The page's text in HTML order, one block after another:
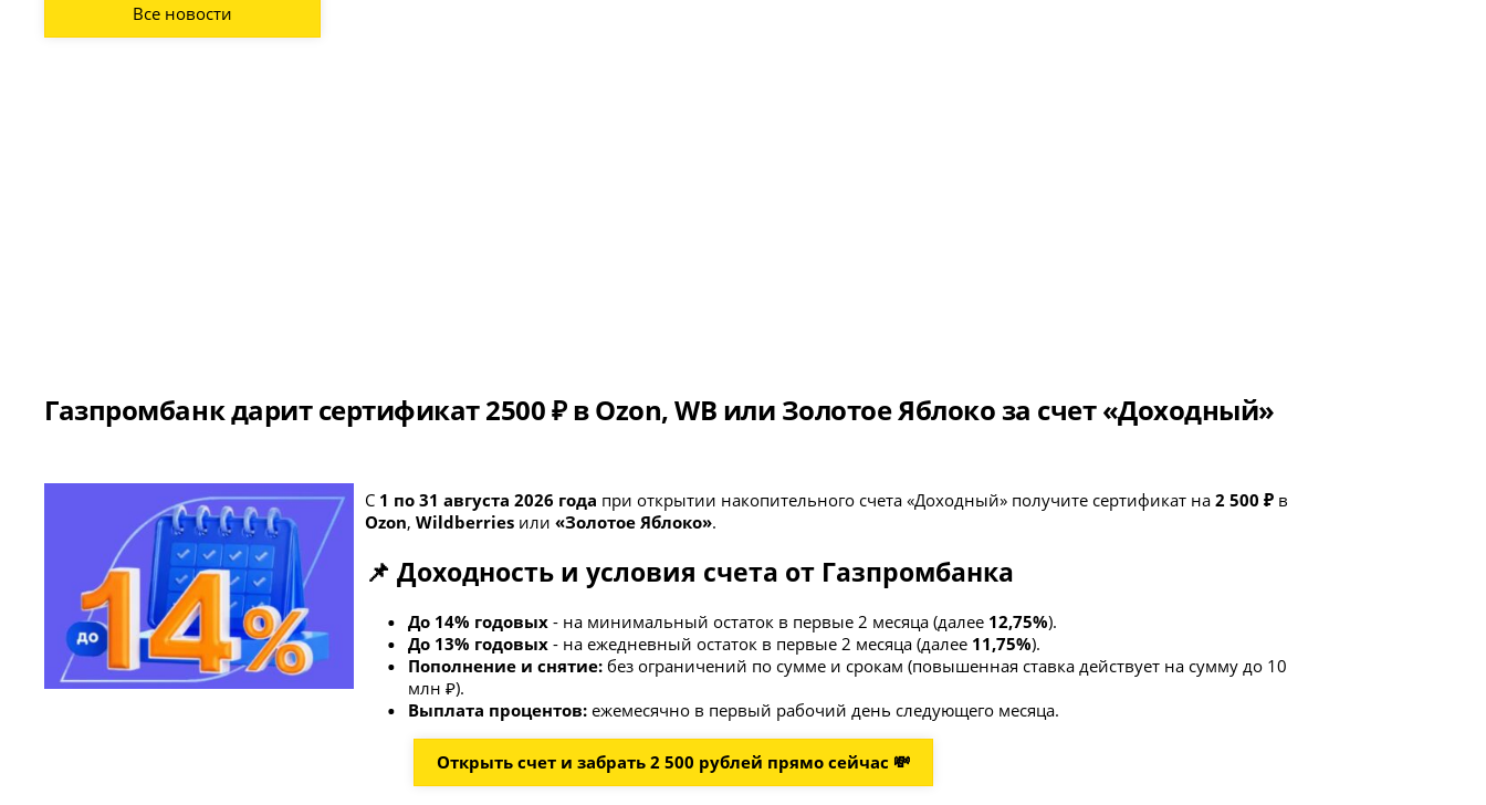
Все новости
Газпромбанк дарит сертификат 2500 ₽ в Ozon, WB или Золотое Яблоко за счет «Доходный»
С 1 по 31 августа 2026 года при открытии накопительного счета «Доходный» получите сертификат на2 500 ₽ в
Ozon,Wildberries или«Золотое Яблоко».
📌 Доходность и условия счета от Газпромбанка
До 14% годовых- на минимальный остаток в первые 2 месяца (далее 12,75%).
До 13% годовых- на ежедневный остаток в первые 2 месяца (далее 11,75%).
Пополнение и снятие:без ограничений по сумме и срокам (повышенная ставка действует на сумму до 10
млн ₽).
Выплата процентов:ежемесячно в первый рабочий день следующего месяца.
Открыть счет и забрать 2 500 рублей прямо сейчас 💸